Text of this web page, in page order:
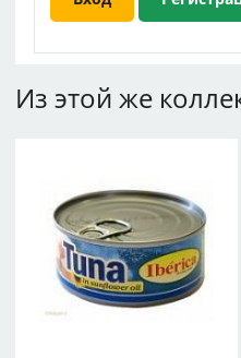
Из этой же